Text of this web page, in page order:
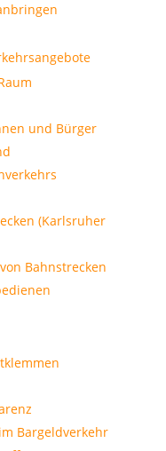
und Bürger
(Karlsruher
Bahnstrecken
Bargeldverkehr